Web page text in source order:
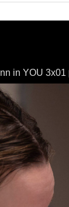
in YOU 3x01